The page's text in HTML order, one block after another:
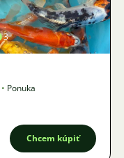
3
• Ponuka
Chcem kúpiť